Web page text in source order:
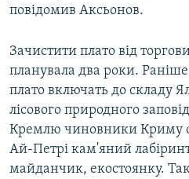
повідомив Аксьонов.
Зачистити плато від
планувала два роки.
плато включать до складу
лісового природного
Кремлю чиновники Криму
Ай-Петрі кам'яний
майданчик, екостоянку.